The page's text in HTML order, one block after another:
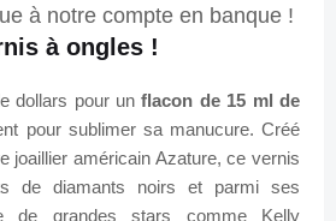
à notre compte en banque !
à ongles !
dollars pour unflacon de 15 ml de
pour sublimer sa manucure. Créé
joaillier américain Azature, ce vernis
de diamants noirs et parmi ses
de grandes stars comme Kelly